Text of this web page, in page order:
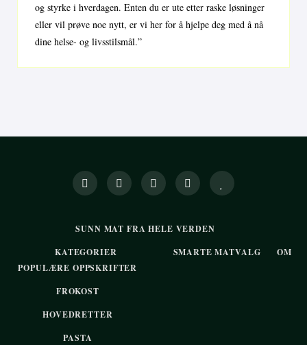
og styrke i hverdagen. Enten du er ute etter raske løsninger
eller vil prøve noe nytt, er vi her for å hjelpe deg med å nå
dine helse- og livsstilsmål.”
SUNN MAT FRA HELE VERDEN
KATEGORIER
POPULÆRE OPPSKRIFTER
FROKOST
HOVEDRETTER
PASTA
SMARTE MATVALG OM